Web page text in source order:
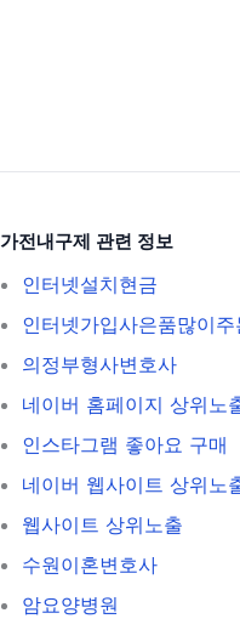
가전내구제 관련 정보
인터넷설치현금
인터넷가입사은품많이주
의정부형사변호사
네이버 홈페이지 상위노
인스타그램 좋아요 구매
네이버 웹사이트 상위노
웹사이트 상위노출
수원이혼변호사
암요양병원